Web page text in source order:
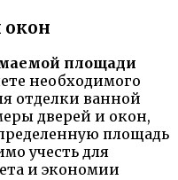
окон
площади
необходимого
отделки ванной
дверей и окон,
площадь
учесть для
и экономии